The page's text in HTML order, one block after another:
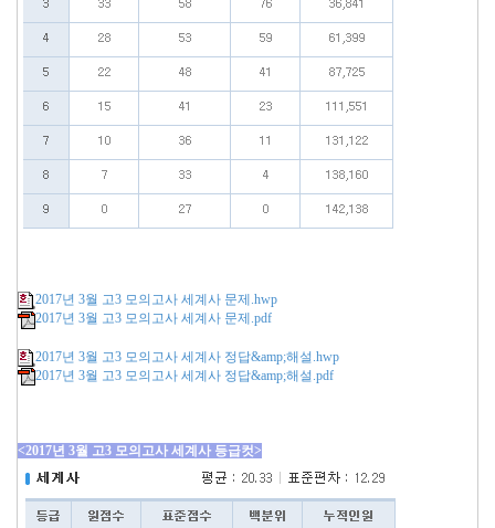
2017년 3월 고3 모의고사 세계사 문제.hwp
2017년 3월 고3 모의고사 세계사 문제.pdf
2017년 3월 고3 모의고사 세계사 정답&amp;해설.hwp
2017년 3월 고3 모의고사 세계사 정답&amp;해설.pdf
<2017년 3월 고3 모의고사 세계사 등급컷>